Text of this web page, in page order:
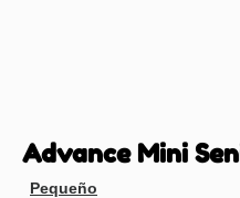
Advance Mini
Pequeño